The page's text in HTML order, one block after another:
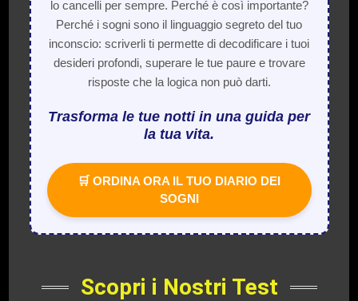
lo cancelli per sempre. Perché è così importante?
Perché i sogni sono il linguaggio segreto del tuo
inconscio: scriverli ti permette di decodificare i tuoi
desideri profondi, superare le tue paure e trovare
risposte che la logica non può darti.
Trasforma le tue notti in una guida per
la tua vita.
🛒 ORDINA ORA IL TUO DIARIO DEI
SOGNI
Scopri i Nostri Test